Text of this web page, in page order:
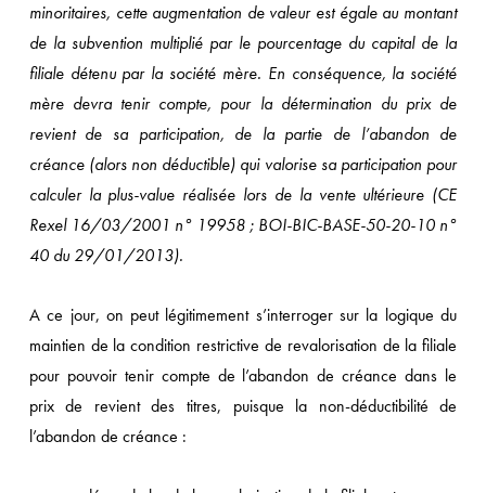
minoritaires, cette augmentation de valeur est égale au montant
de la subvention multiplié par le pourcentage du capital de la
filiale détenu par la société mère. En conséquence, la société
mère devra tenir compte, pour la détermination du prix de
revient de sa participation, de la partie de l’abandon de
créance (alors non déductible) qui valorise sa participation pour
calculer la plus-value réalisée lors de la vente ultérieure (CE
Rexel 16/03/2001 n° 19958 ; BOI-BIC-BASE-50-20-10 n°
40 du 29/01/2013).
A ce jour, on peut légitimement s’interroger sur la logique du
maintien de la condition restrictive de revalorisation de la filiale
pour pouvoir tenir compte de l’abandon de créance dans le
prix de revient des titres, puisque la non-déductibilité de
l’abandon de créance :